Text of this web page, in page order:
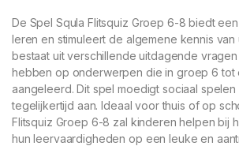
De Spel Squla Flitsquiz Groep 6-8 biedt
leren en stimuleert de algemene kennis van
bestaat uit verschillende uitdagende
hebben op onderwerpen die in groep 6 tot
aangeleerd. Dit spel moedigt sociaal spelen
tegelijkertijd aan. Ideaal voor thuis of op
Flitsquiz Groep 6-8 zal kinderen helpen bij
hun leervaardigheden op een leuke en